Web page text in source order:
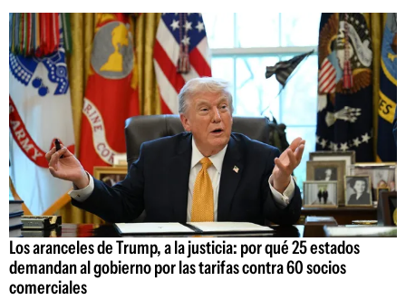
Los aranceles de Trump, a la justicia: por qué 25 estados
demandan al gobierno por las tarifas contra 60 socios
comerciales